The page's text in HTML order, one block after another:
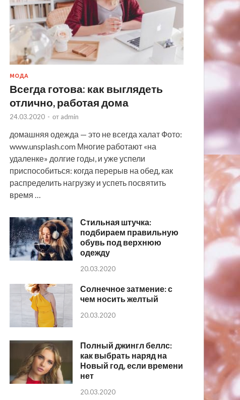
МОДА
Всегда готова: как выглядеть
отлично, работая дома
24.03.2020 - от admin
домашняя одежда — это не всегда халат Фото:
www.unsplash.com Многие работают «на
удаленке» долгие годы, и уже успели
приспособиться: когда перерыв на обед, как
распределить нагрузку и успеть посвятить
время …
Стильная штучка:
подбираем правильную
обувь под верхнюю
одежду
20.03.2020
Солнечное затмение: с
чем носить желтый
20.03.2020
Полный джингл беллс:
как выбрать наряд на
Новый год, если времени
нет
20.03.2020